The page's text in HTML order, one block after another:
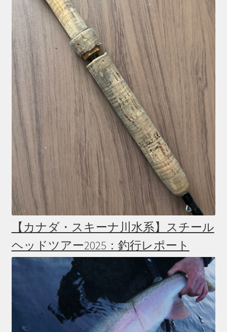
【カナダ・スキーナ川水系】スチール
ヘッドツアー2025：釣行レポート